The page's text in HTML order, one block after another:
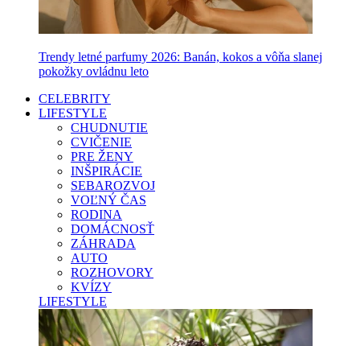
Trendy letné parfumy 2026: Banán, kokos a vôňa slanej
pokožky ovládnu leto
CELEBRITY
LIFESTYLE
CHUDNUTIE
CVIČENIE
PRE ŽENY
INŠPIRÁCIE
SEBAROZVOJ
VOĽNÝ ČAS
RODINA
DOMÁCNOSŤ
ZÁHRADA
AUTO
ROZHOVORY
KVÍZY
LIFESTYLE